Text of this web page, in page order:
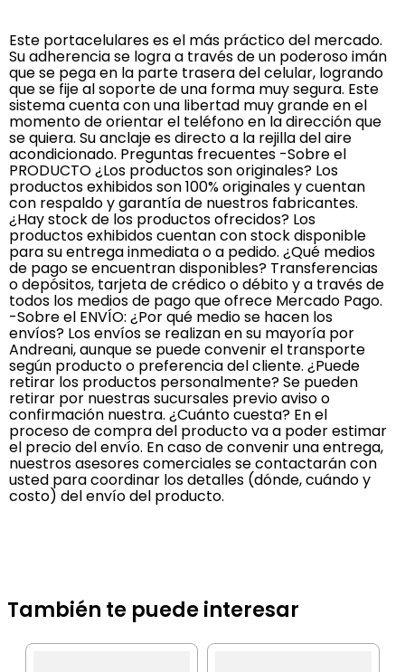
Este portacelulares es el más práctico del mercado.
Su adherencia se logra a través de un poderoso imán
que se pega en la parte trasera del celular, logrando
que se fije al soporte de una forma muy segura. Este
sistema cuenta con una libertad muy grande en el
momento de orientar el teléfono en la dirección que
se quiera. Su anclaje es directo a la rejilla del aire
acondicionado. Preguntas frecuentes -Sobre el
PRODUCTO ¿Los productos son originales? Los
productos exhibidos son 100% originales y cuentan
con respaldo y garantía de nuestros fabricantes.
¿Hay stock de los productos ofrecidos? Los
productos exhibidos cuentan con stock disponible
para su entrega inmediata o a pedido. ¿Qué medios
de pago se encuentran disponibles? Transferencias
o depósitos, tarjeta de crédico o débito y a través de
todos los medios de pago que ofrece Mercado Pago.
-Sobre el ENVÍO: ¿Por qué medio se hacen los
envíos? Los envíos se realizan en su mayoría por
Andreani, aunque se puede convenir el transporte
según producto o preferencia del cliente. ¿Puede
retirar los productos personalmente? Se pueden
retirar por nuestras sucursales previo aviso o
confirmación nuestra. ¿Cuánto cuesta? En el
proceso de compra del producto va a poder estimar
el precio del envío. En caso de convenir una entrega,
nuestros asesores comerciales se contactarán con
usted para coordinar los detalles (dónde, cuándo y
costo) del envío del producto.
También te puede interesar